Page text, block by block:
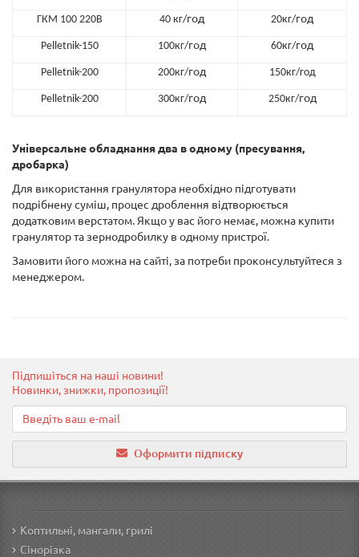
ГКМ 100 220В 40 кг/год 20кг/год
Рelletnik-150 100кг/год 60кг/год
Pelletnik-200 200кг/год 150кг/год
Pelletnik-200 300кг/год 250кг/год
Універсальне обладнання два в одному (пресування,
дробарка)
Для використання гранулятора необхідно підготувати
подрібнену суміш, процес дроблення відтворюється
додатковим верстатом. Якщо у вас його немає, можна купити
гранулятор та зернодробилку в одному пристрої.
Замовити його можна на сайті, за потреби проконсультуйтеся з
менеджером.
Підпишіться на наші новини!
Новинки, знижки, пропозиції!
Оформити підписку
Коптильні, мангали, грилі
Сінорізка